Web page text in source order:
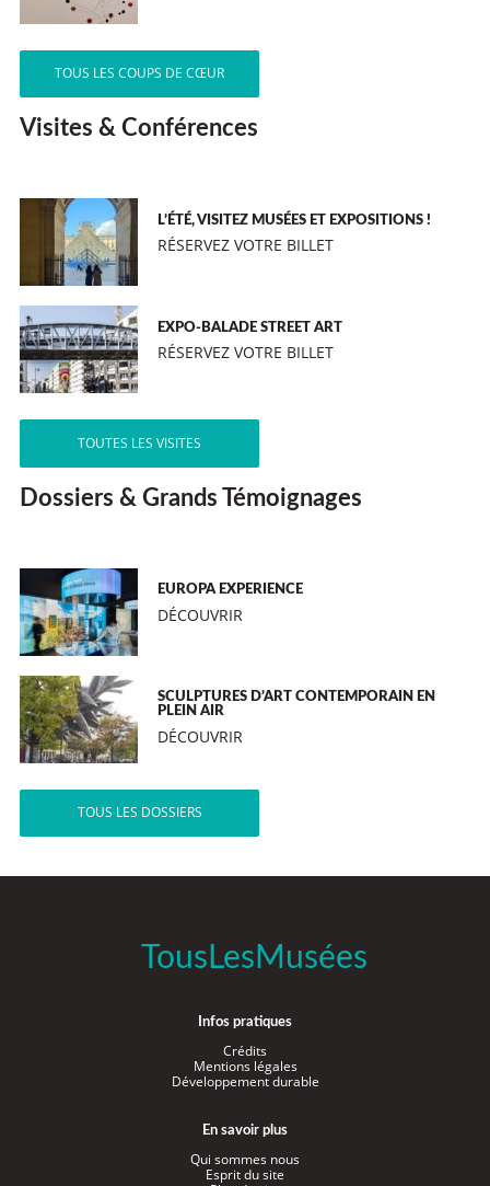
TOUS LES COUPS DE CŒUR
Visites & Conférences
L’ÉTÉ, VISITEZ MUSÉES ET EXPOSITIONS !
RÉSERVEZ VOTRE BILLET
EXPO-BALADE STREET ART
RÉSERVEZ VOTRE BILLET
TOUTES LES VISITES
Dossiers & Grands Témoignages
EUROPA EXPERIENCE
DÉCOUVRIR
SCULPTURES D’ART CONTEMPORAIN EN
PLEIN AIR
DÉCOUVRIR
TOUS LES DOSSIERS
TousLesMusées
Infos pratiques
Crédits
Mentions légales
Développement durable
En savoir plus
Qui sommes nous
Esprit du site